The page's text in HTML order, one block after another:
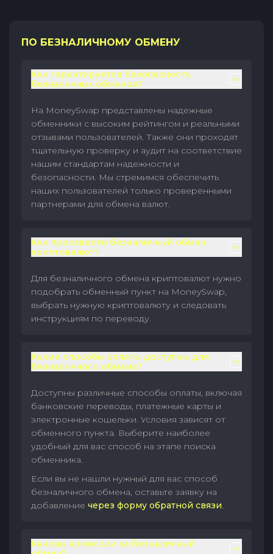
ПО БЕЗНАЛИЧНОМУ ОБМЕНУ
Как гарантируется безопасность
безналичных обменов?
На MoneySwap представлены надежные
обменники с высоким рейтингом и реальными
отзывами пользователей. Также они проходят
тщательную проверку и аудит на соответствие
нашим стандартам надежности и
безопасности. Мы стремимся обеспечить
наших пользователей только проверенными
партнерами для обмена валют.
Как произвести безналичный обмен
криптовалют?
Для безналичного обмена криптовалют нужно
подобрать обменный пункт на MoneySwap,
выбрать нужную криптовалюту и следовать
инструкциям по переводу.
Какие способы оплаты доступны для
безналичного обмена?
Доступны различные способы оплаты, включая
банковские переводы, платежные карты и
электронные кошельки. Условия зависят от
обменного пункта. Выберите наиболее
удобный для вас способ на этапе поиска
обменника.
Если вы не нашли нужный для вас способ
безналичного обмена, оставьте заявку на
добавление через форму обратной связи.
Каковы комиссии за безналичный